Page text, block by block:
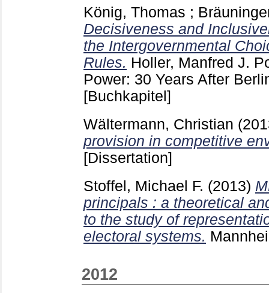
König, Thomas ;
Decisiveness and
the Intergovernmental
Rules. Holler, Manfred J.
Power: 30 Years After
[Buchkapitel]
Wältermann, Christian
provision in competitive
[Dissertation]
Stoffel, Michael F. (2013)
principals : a theoretical
to the study of
electoral systems.
2012